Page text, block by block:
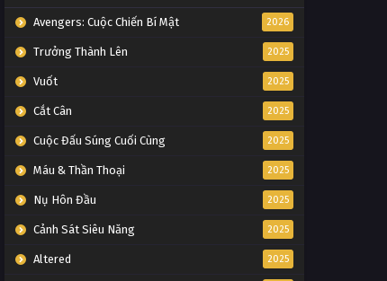
Avengers: Cuộc Chiến Bí Mật 2026
Trưởng Thành Lên 2025
Vuốt 2025
Cắt Cân 2025
Cuộc Đấu Súng Cuối Cùng 2025
Máu & Thần Thoại 2025
Nụ Hôn Đầu 2025
Cảnh Sát Siêu Năng 2025
Altered 2025